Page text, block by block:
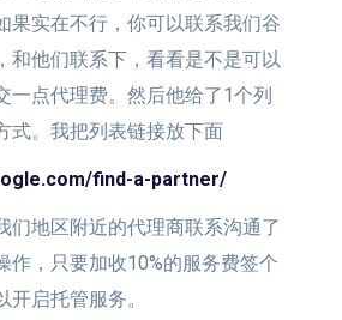
果实在不行，你可以联系我们谷
和他们联系下，看看是不是可以
一点代理费。然后他给了1个列
式。我把列表链接放下面
find-a-partner/
们地区附近的代理商联系沟通了
作，只要加收10%的服务费签个
启托管服务。